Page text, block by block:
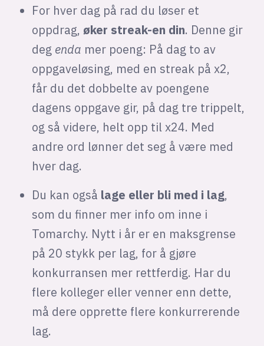
For hver dag på rad du løser et
oppdrag, øker streak-en din. Denne gir
deg enda mer poeng: På dag to av
oppgaveløsing, med en streak på x2,
får du det dobbelte av poengene
dagens oppgave gir, på dag tre trippelt,
og så videre, helt opp til x24. Med
andre ord lønner det seg å være med
hver dag.
Du kan også lage eller bli med i lag,
som du finner mer info om inne i
Tomarchy. Nytt i år er en maksgrense
på 20 stykk per lag, for å gjøre
konkurransen mer rettferdig. Har du
flere kolleger eller venner enn dette,
må dere opprette flere konkurrerende
lag.